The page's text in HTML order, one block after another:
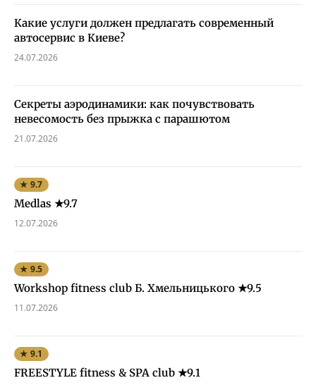
Какие услуги должен предлагать современный
автосервис в Киеве?
24.07.2026
Секреты аэродинамики: как почувствовать
невесомость без прыжка с парашютом
21.07.2026
★ 9.7
Medlas ★9.7
12.07.2026
★ 9.5
Workshop fitness club Б. Хмельницького ★9.5
11.07.2026
★ 9.1
FREESTYLE fitness & SPA club ★9.1